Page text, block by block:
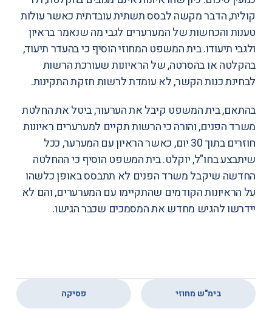
קולית, הדבר מקשה לבסס תשתית עובדתית כאשר עולות
טענות והכחשות של המערערים לגבי מה שנאמר בראיון
ולגבי תיעודו. בית המשפט המחוזי הוסיף כי בהעדר תיעוד,
בהקלטה או בהסרטה, של הראיונות שעורכת הרשות
לבחינת כנות הקשר, לא עומדת לרשות חזקת התקינות.
בהתאם, בית המשפט קיבל את הערעור, ביטל את החלטת
משרד הפנים, והורה כי הרשות תקיים למערערים ראיונות
חוזרים בתוך 30 יום, כאשר הראיון עם המערער, ככל
שיתבצע בחו"ל, יוקלט. בית המשפט הוסיף כי ההחלטה
החדשה שיקבל משרד הפנים לא תתבסס באופן כלשהו
על הראיונות הקודמים שהתקיימו עם המערערים, והם לא
יידרשו להגיש מחדש את המסמכים שכבר הגישו.
בימ"ש מחוזי פסיקה